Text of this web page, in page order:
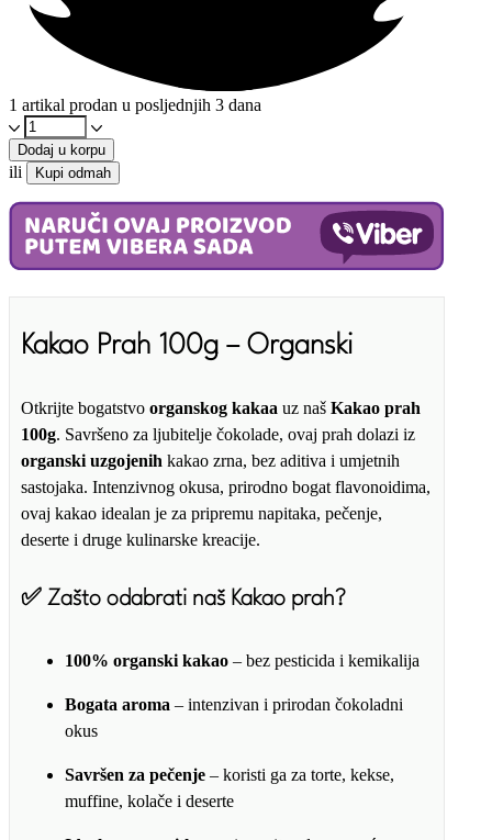
1 artikal prodan u posljednjih 3 dana
Kakao
prah
100g
-
Organski
količina
Dodaj u korpu
ili Kupi odmah
Kakao Prah 100g – Organski
Otkrijte bogatstvo organskog kakaa uz naš Kakao prah
100g. Savršeno za ljubitelje čokolade, ovaj prah dolazi iz
organski uzgojenih kakao zrna, bez aditiva i umjetnih
sastojaka. Intenzivnog okusa, prirodno bogat flavonoidima,
ovaj kakao idealan je za pripremu napitaka, pečenje,
deserte i druge kulinarske kreacije.
✅ Zašto odabrati naš Kakao prah?
100% organski kakao – bez pesticida i kemikalija
Bogata aroma – intenzivan i prirodan čokoladni
okus
Savršen za pečenje – koristi ga za torte, kekse,
muffine, kolače i deserte